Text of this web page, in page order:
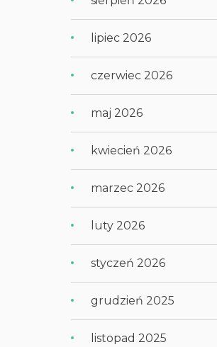
lipiec 2026
czerwiec 2026
maj 2026
kwiecień 2026
marzec 2026
luty 2026
styczeń 2026
grudzień 2025
listopad 2025